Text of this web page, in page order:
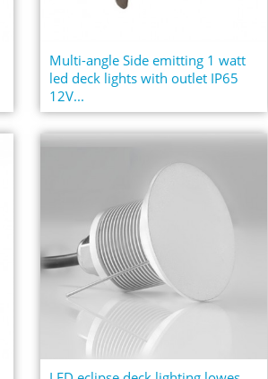
Multi-angle Side emitting 1 watt
led deck lights with outlet IP65
12V...